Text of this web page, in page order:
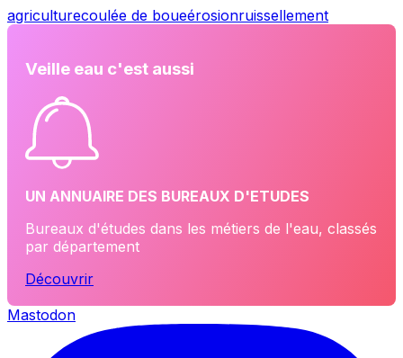
agriculturecoulée de boueérosionruissellement
Veille eau c'est aussi
UN ANNUAIRE DES BUREAUX D'ETUDES
Bureaux d'études dans les métiers de l'eau, classés
par département
Découvrir
Mastodon